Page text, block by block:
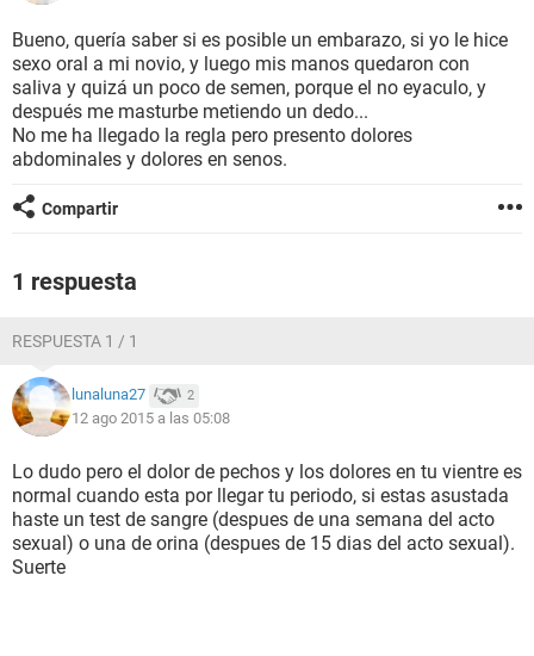
BIENESTAR
SEXUALIDAD
GLOSARIO
Bueno, quería saber si es posible un embarazo, si yo le hice
sexo oral a mi novio, y luego mis manos quedaron con
saliva y quizá un poco de semen, porque el no eyaculo, y
después me masturbe metiendo un dedo...
No me ha llegado la regla pero presento dolores
abdominales y dolores en senos.
Compartir
1 respuesta
RESPUESTA 1 / 1
lunaluna27 2
12 ago 2015 a las 05:08
Lo dudo pero el dolor de pechos y los dolores en tu vientre es
normal cuando esta por llegar tu periodo, si estas asustada
haste un test de sangre (despues de una semana del acto
sexual) o una de orina (despues de 15 dias del acto sexual).
Suerte